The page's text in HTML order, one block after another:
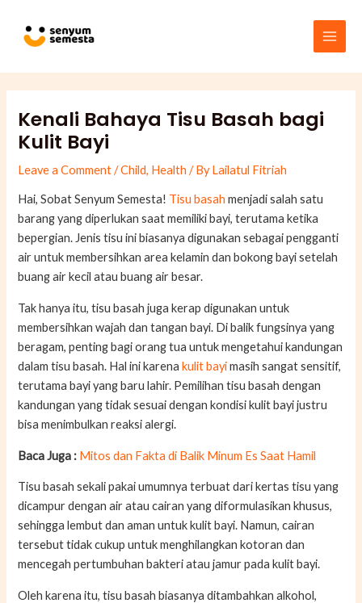
content
Kenali Bahaya Tisu Basah bagi
Kulit Bayi
Leave a Comment /Child, Health / ByLailatul Fitriah
Hai, Sobat Senyum Semesta! Tisu basah menjadi salah satu
barang yang diperlukan saat memiliki bayi, terutama ketika
bepergian. Jenis tisu ini biasanya digunakan sebagai pengganti
air untuk membersihkan area kelamin dan bokong bayi setelah
buang air kecil atau buang air besar.
Tak hanya itu, tisu basah juga kerap digunakan untuk
membersihkan wajah dan tangan bayi. Di balik fungsinya yang
beragam, penting bagi orang tua untuk mengetahui kandungan
dalam tisu basah. Hal ini karenakulit bayimasih sangat sensitif,
terutama bayi yang baru lahir. Pemilihan tisu basah dengan
kandungan yang tidak sesuai dengan kondisi kulit bayi justru
bisa menimbulkan reaksi alergi.
Baca Juga : Mitos dan Fakta di Balik Minum Es Saat Hamil
Tisu basah sekali pakai umumnya terbuat dari kertas tisu yang
dicampur dengan air atau cairan yang diformulasikan khusus,
sehingga lembut dan aman untuk kulit bayi. Namun, cairan
tersebut tidak cukup untuk menghilangkan kotoran dan
mencegah pertumbuhan bakteri atau jamur pada kulit bayi.
Oleh karena itu, tisu basah biasanya ditambahkan alkohol,
navigation